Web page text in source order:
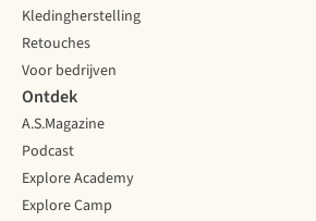
Kledingherstelling
Retouches
Voor bedrijven
Ontdek
A.S.Magazine
Podcast
Explore Academy
Explore Camp